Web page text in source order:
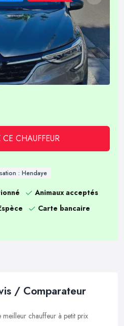
CE CHAUFFEUR
: Hendaye
Animaux acceptés
Carte bancaire
/ Comparateur
chauffeur à petit prix